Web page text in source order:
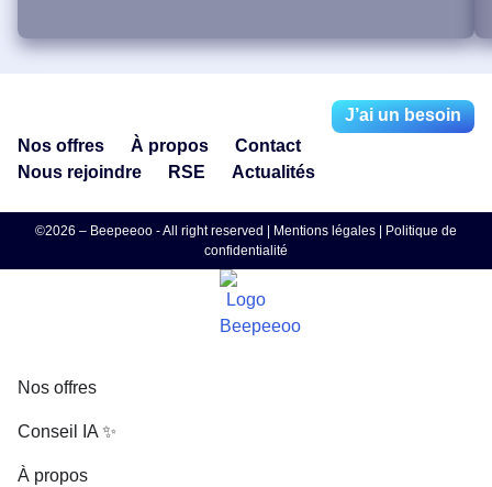
Nos offres À propos
Contact
Nous rejoindre
RSE Actualités
J’ai un besoin
©2026 – Beepeeoo - All right reserved | Mentions légales
Politique de
confidentialité
Nos offres
Conseil IA ✨
À propos